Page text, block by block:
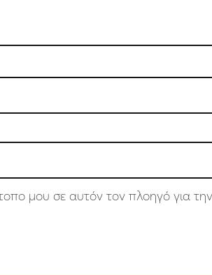
μου σε αυτόν τον πλοηγό για